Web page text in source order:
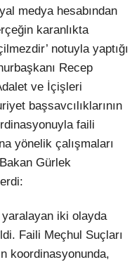
medya hesabından
karanlıkta
notuyla yaptığı
Recep
ve İçişleri
başsavcılıklarının
faili
yönelik çalışmaları
Gürlek
yaralayan iki olayda
Faili Meçhul Suçları
koordinasyonunda,